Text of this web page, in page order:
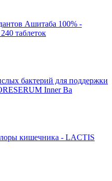
Ашитаба 100% -
таблеток
бактерий для поддержки
Inner Ba
кишечника - LACTIS